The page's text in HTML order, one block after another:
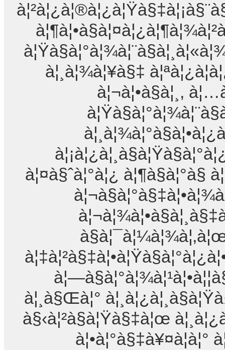
à¦¸à¦¾à¦¥à§‡
à¦¬à¦•à§à¦¸,
à¦¤à§ˆà¦°à¦¿ à¦¶à§à¦°à§
à¦¸à§Œà¦°
à§‹à¦²à§à¦Ÿà§‡à¦œ